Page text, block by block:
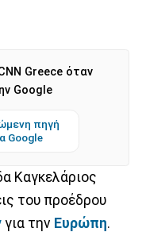
Greece όταν
Google
πηγή
Google
Καγκελάριος
του προέδρου
για την Ευρώπη.